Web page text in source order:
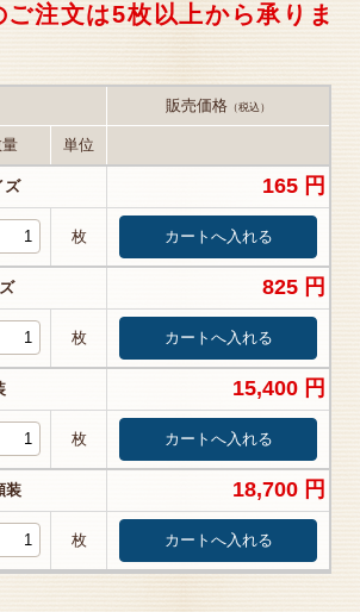
注文は5枚以上から承りま
販売価格 （税込）
単位
ズ 165 円
枚
825 円
枚
15,400 円
枚
装 18,700 円
枚